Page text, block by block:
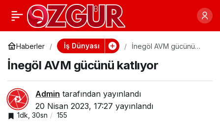
Haberler İş Dünyası
İnegöl AVM gücünü
İnegöl AVM gücünü katlıyor
Admin tarafından yayınlandı
20 Nisan 2023, 17:27 yayınlandı
1dk, 30sn 155
Tailwind EMITT’ten
yeni iş birlikleriyle
döndü
Paylaş